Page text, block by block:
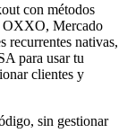
con métodos
OXXO, Mercado
recurrentes nativas,
para usar tu
clientes y
sin gestionar